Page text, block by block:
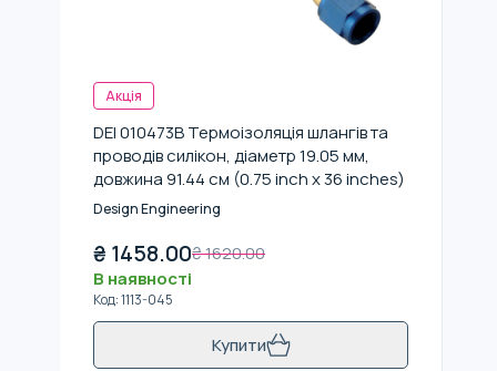
Акція
DEI 010473B Термоізоляція шлангів та
проводів силікон, діаметр 19.05 мм,
довжина 91.44 см (0.75 inch x 36 inches)
Design Engineering
₴ 1458.00₴1620.00
В наявності
Код:1113-045
Купити